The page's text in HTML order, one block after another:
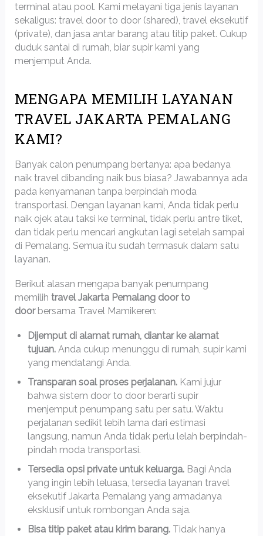
terminal atau pool. Kami melayani tiga jenis layanan
sekaligus: travel door to door (shared), travel eksekutif
(private), dan jasa antar barang atau titip paket. Cukup
duduk santai di rumah, biar supir kami yang
menjemput Anda.
MENGAPA MEMILIH LAYANAN
TRAVEL JAKARTA PEMALANG
KAMI?
Banyak calon penumpang bertanya: apa bedanya
naik travel dibanding naik bus biasa? Jawabannya ada
pada kenyamanan tanpa berpindah moda
transportasi. Dengan layanan kami, Anda tidak perlu
naik ojek atau taksi ke terminal, tidak perlu antre tiket,
dan tidak perlu mencari angkutan lagi setelah sampai
di Pemalang. Semua itu sudah termasuk dalam satu
layanan.
Berikut alasan mengapa banyak penumpang
memilih travel Jakarta Pemalang door to
doorbersama Travel Mamikeren:
Dijemput di alamat rumah, diantar ke alamat
tujuan.Anda cukup menunggu di rumah, supir kami
yang mendatangi Anda.
Transparan soal proses perjalanan.Kami jujur
bahwa sistem door to door berarti supir
menjemput penumpang satu per satu. Waktu
perjalanan sedikit lebih lama dari estimasi
langsung, namun Anda tidak perlu lelah berpindah-
pindah moda transportasi.
Tersedia opsi private untuk keluarga.Bagi Anda
yang ingin lebih leluasa, tersedia layanan travel
eksekutif Jakarta Pemalang yang armadanya
eksklusif untuk rombongan Anda saja.
Bisa titip paket atau kirim barang.Tidak hanya